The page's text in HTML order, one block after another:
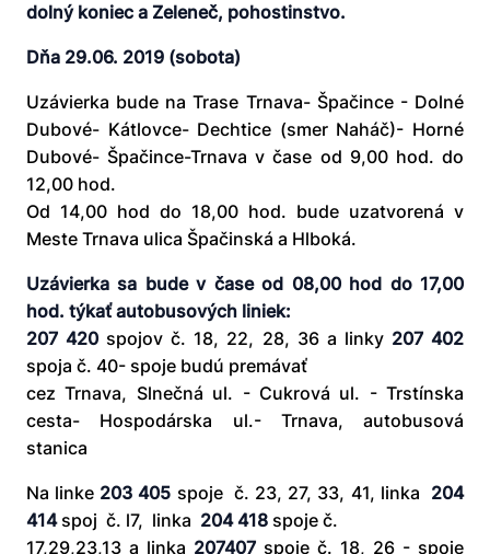
dolný koniec a Zeleneč, pohostinstvo.
Dňa 29.06. 2019 (sobota)
Uzávierka bude na Trase Trnava- Špačince - Dolné
Dubové- Kátlovce- Dechtice (smer Naháč)- Horné
Dubové- Špačince-Trnava v čase od 9,00 hod. do
12,00 hod.
Od 14,00 hod do 18,00 hod. bude uzatvorená v
Meste Trnava ulica Špačinská a Hlboká.
Uzávierka sa bude v čase od 08,00 hod do 17,00
hod. týkať autobusových liniek:
207 420 spojov č. 18, 22, 28, 36 a linky 207 402
spoja č. 40- spoje budú premávať
cez Trnava, Slnečná ul. - Cukrová ul. - Trstínska
cesta- Hospodárska ul.- Trnava, autobusová
stanica
Na linke 203 405 spoje č. 23, 27, 33, 41, linka 204
414spoj č. l7, linka 204 418 spoje č.
17,29,23,13 a linka 207407 spoje č. 18, 26 - spoje